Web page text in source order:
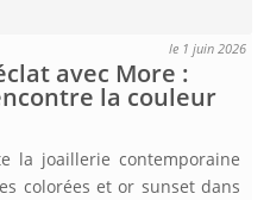
le 1 juin 2026
avec More :
la couleur
la joaillerie contemporaine
colorées et or sunset dans